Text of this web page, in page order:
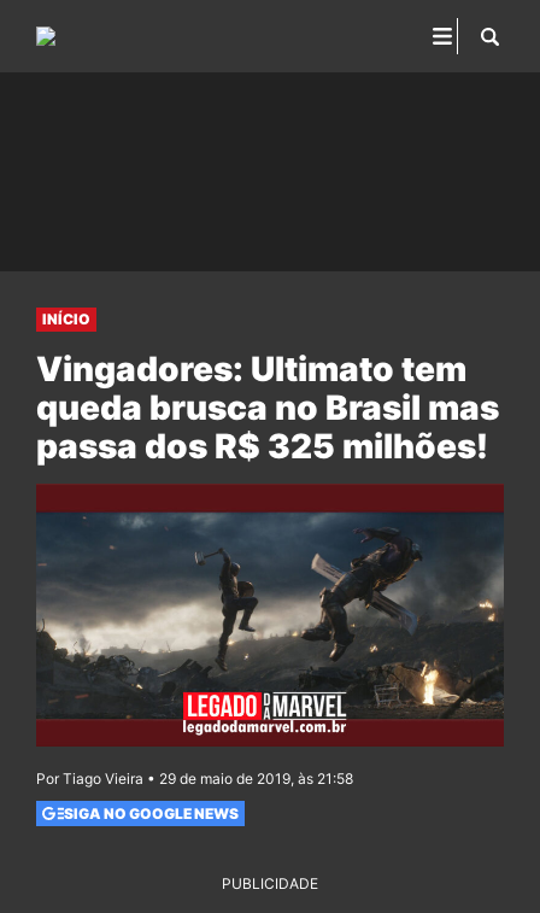
INÍCIO
Vingadores: Ultimato tem
queda brusca no Brasil mas
passa dos R$ 325 milhões!
Por Tiago Vieira • 29 de maio de 2019, às 21:58
SIGA NO GOOGLE NEWS
PUBLICIDADE